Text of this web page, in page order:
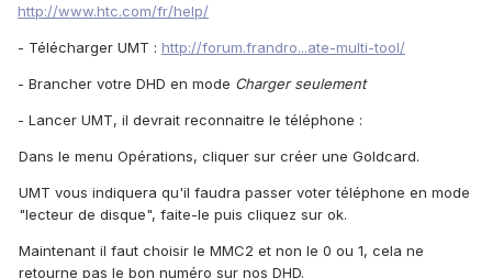
http://www.htc.com/fr/help/
- Télécharger UMT : http://forum.frandro...ate-multi-tool/
- Brancher votre DHD en mode Charger seulement
- Lancer UMT, il devrait reconnaitre le téléphone :
Dans le menu Opérations, cliquer sur créer une Goldcard.
UMT vous indiquera qu'il faudra passer voter téléphone en mode
"lecteur de disque", faite-le puis cliquez sur ok.
Maintenant il faut choisir le MMC2 et non le 0 ou 1, cela ne
retourne pas le bon numéro sur nos DHD.